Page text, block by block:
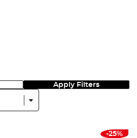
Apply Filters
-25%